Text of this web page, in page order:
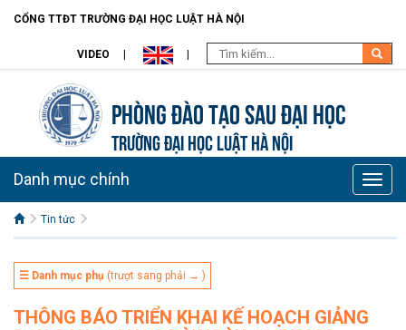
CỔNG TTĐT TRƯỜNG ĐẠI HỌC LUẬT HÀ NỘI
VIDEO
Phòng Đào tạo Sau đại học
TRƯỜNG ĐẠI HỌC LUẬT HÀ NỘI
Toggle
Danh mục chính
Tin tức
☰ Danh mục phụ (trượt sang phải → )
THÔNG BÁO TRIỂN KHAI KẾ HOẠCH GIẢNG